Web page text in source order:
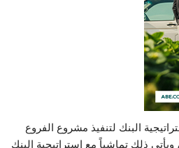
البنك لتنفيذ مشروع الفروع
ذلك تماشياً مع إستراتيجية البنك